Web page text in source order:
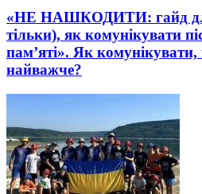
«НЕ НАШКОДИТИ: гайд для
тільки), як комунікувати
пам’яті». Як
найважче?